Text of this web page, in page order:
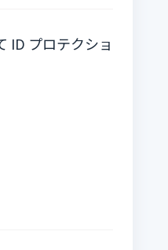
ID プロテクショ